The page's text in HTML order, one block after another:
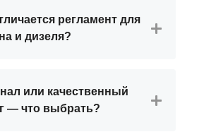
регламент для
и дизеля?
или качественный
— что выбрать?